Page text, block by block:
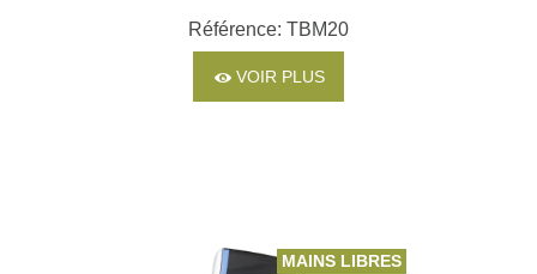
Référence: TBM20
VOIR PLUS
MAINS LIBRES